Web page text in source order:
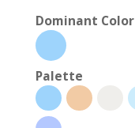
Dominant Color
Palette